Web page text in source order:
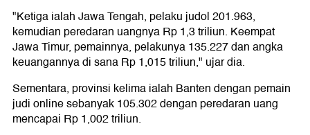
"Ketiga ialah Jawa Tengah, pelaku judol 201.963,
kemudian peredaran uangnya Rp 1,3 triliun. Keempat
Jawa Timur, pemainnya, pelakunya 135.227 dan angka
keuangannya di sana Rp 1,015 triliun," ujar dia.
Sementara, provinsi kelima ialah Banten dengan pemain
judi online sebanyak 105.302 dengan peredaran uang
mencapai Rp 1,002 triliun.